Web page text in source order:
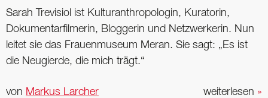
Sarah Trevisiol ist Kulturanthropologin, Kuratorin,
Dokumentarfilmerin, Bloggerin und Netzwerkerin. Nun
leitet sie das Frauenmuseum Meran. Sie sagt: „Es ist
die Neugierde, die mich trägt.“
weiterlesen »
von Markus Larcher